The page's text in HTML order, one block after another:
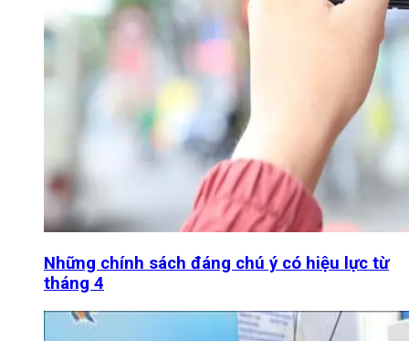
Những chính sách đáng chú ý có hiệu lực từ
tháng 4